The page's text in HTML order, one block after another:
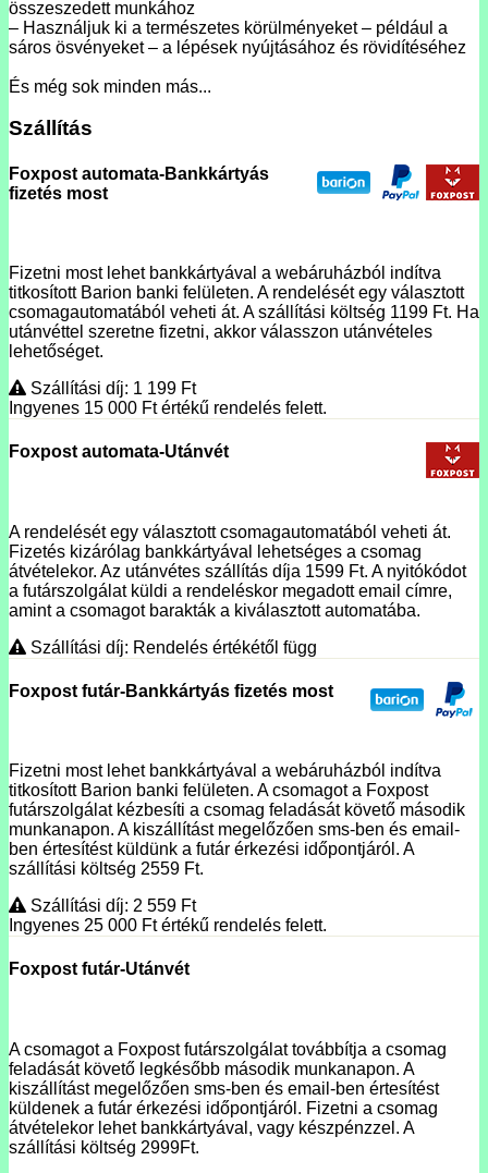
összeszedett munkához
– Használjuk ki a természetes körülményeket – például a
sáros ösvényeket – a lépések nyújtásához és rövidítéséhez
És még sok minden más...
Szállítás
Foxpost automata-Bankkártyás
fizetés most
Fizetni most lehet bankkártyával a webáruházból indítva
titkosított Barion banki felületen. A rendelését egy választott
csomagautomatából veheti át. A szállítási költség 1199 Ft. Ha
utánvéttel szeretne fizetni, akkor válasszon utánvételes
lehetőséget.
Szállítási díj: 1 199 Ft
Ingyenes 15 000 Ftértékű rendelés felett.
Foxpost automata-Utánvét
A rendelését egy választott csomagautomatából veheti át.
Fizetés kizárólag bankkártyával lehetséges a csomag
átvételekor. Az utánvétes szállítás díja 1599 Ft. A nyitókódot
a futárszolgálat küldi a rendeléskor megadott email címre,
amint a csomagot barakták a kiválasztott automatába.
Szállítási díj: Rendelés értékétől függ
Foxpost futár-Bankkártyás fizetés most
Fizetni most lehet bankkártyával a webáruházból indítva
titkosított Barion banki felületen. A csomagot a Foxpost
futárszolgálat kézbesíti a csomag feladását követő második
munkanapon. A kiszállítást megelőzően sms-ben és email-
ben értesítést küldünk a futár érkezési időpontjáról. A
szállítási költség 2559 Ft.
Szállítási díj: 2 559 Ft
Ingyenes 25 000 Ftértékű rendelés felett.
Foxpost futár-Utánvét
A csomagot a Foxpost futárszolgálat továbbítja a csomag
feladását követő legkésőbb második munkanapon. A
kiszállítást megelőzően sms-ben és email-ben értesítést
küldenek a futár érkezési időpontjáról. Fizetni a csomag
átvételekor lehet bankkártyával, vagy készpénzzel. A
szállítási költség 2999Ft.